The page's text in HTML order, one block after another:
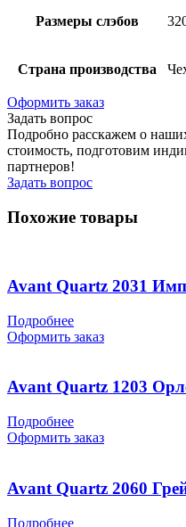
Размеры слэбов
Страна производства
Оформить заказ
Задать вопрос
Подробно расскажем о
стоимость, подготовим
партнеров!
Задать вопрос
Похожие товары
Avant Quartz 2031
Подробнее
Оформить заказ
Avant Quartz 1203
Подробнее
Оформить заказ
Avant Quartz 2060
Подробнее